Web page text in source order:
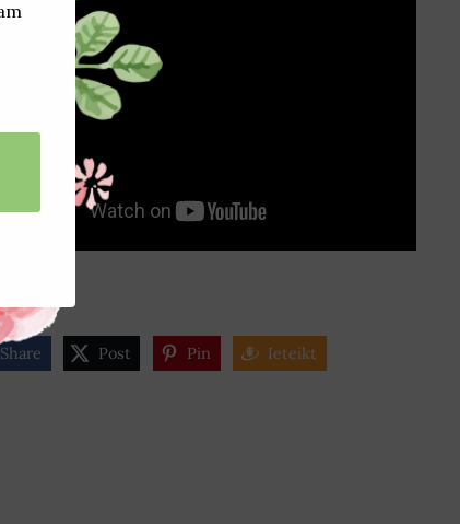
Share Post Pin Ieteikt